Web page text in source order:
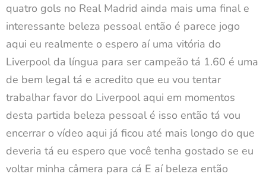
quatro gols no Real Madrid ainda mais uma final e
interessante beleza pessoal então é parece jogo
aqui eu realmente o espero aí uma vitória do
Liverpool da língua para ser campeão tá 1.60 é uma
de bem legal tá e acredito que eu vou tentar
trabalhar favor do Liverpool aqui em momentos
desta partida beleza pessoal é isso então tá vou
encerrar o vídeo aqui já ficou até mais longo do que
deveria tá eu espero que você tenha gostado se eu
voltar minha câmera para cá E aí beleza então